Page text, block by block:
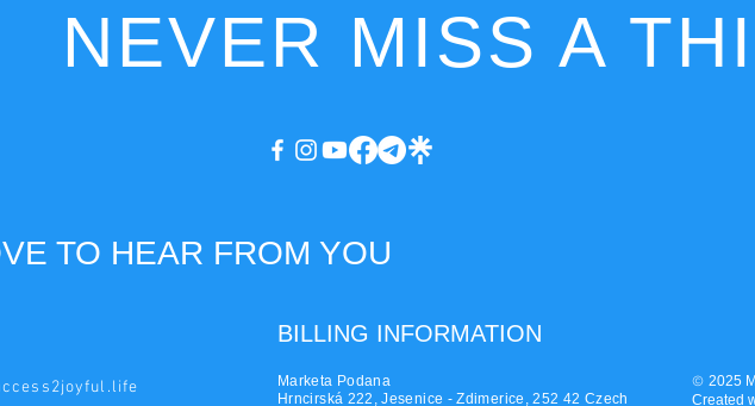
NEVER MISS A
TO HEAR FROM YOU
BILLING INFORMATION
Marketa Podana
Hrncirská 222, Jesenice - Zdimerice, 252 42 Czech
© 2025
Created